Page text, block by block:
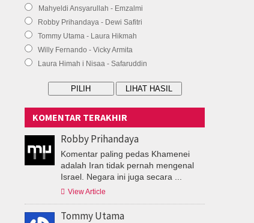
Mahyeldi Ansyarullah - Emzalmi
Robby Prihandaya - Dewi Safitri
Tommy Utama - Laura Hikmah
Willy Fernando - Vicky Armita
Laura Himah i Nisaa - Safaruddin
KOMENTAR TERAKHIR
Robby Prihandaya
Komentar paling pedas Khamenei
adalah Iran tidak pernah mengenal
Israel. Negara ini juga secara ...
 View Article
Tommy Utama